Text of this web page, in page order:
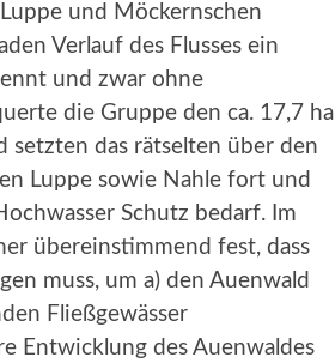
und Möckernschen
Verlauf des Flusses ein
und zwar ohne
die Gruppe den ca. 17,7 ha
setzten das rätselten über den
Luppe sowie Nahle fort und
Schutz bedarf. Im
übereinstimmend fest, dass
muss, um a) den Auenwald
Fließgewässer
Entwicklung des Auenwaldes